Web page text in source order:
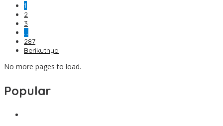
1
2
3
…
287
Berikutnya
No more pages to load.
Popular